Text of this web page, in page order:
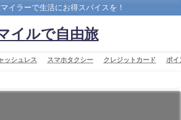
イラーで生活にお得スパイスを！
イルで自由旅
ッシュレス スマホタクシー クレジットカード ポイ